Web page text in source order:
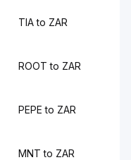
TIA to ZAR
ROOT to ZAR
PEPE to ZAR
MNT to ZAR